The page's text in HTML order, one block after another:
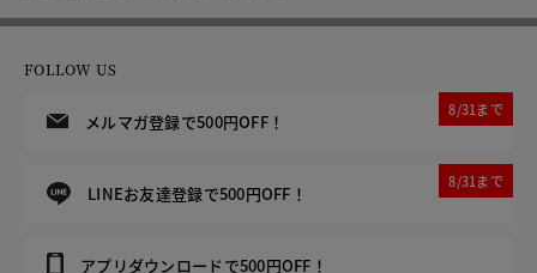
FOLLOW US
メルマガ登録で500円OFF！
8/31まで
LINEお友達登録で500円OFF！
8/31まで
アプリダウンロードで500円OFF！